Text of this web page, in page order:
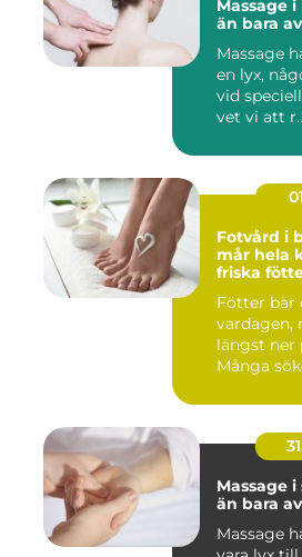
Massage i
än bara
Massage
en lyx,
vid
vet vi att
Fotvård i
mår hela
friska
Fötter bär
vardagen,
längst ner
Många
Massage i
än bara
Massage